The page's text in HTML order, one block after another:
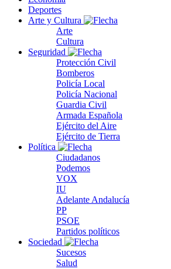
Deportes
Arte y Cultura
Arte
Cultura
Seguridad
Protección Civil
Bomberos
Policía Local
Policía Nacional
Guardia Civil
Armada Española
Ejército del Aire
Ejército de Tierra
Política
Ciudadanos
Podemos
VOX
IU
Adelante Andalucía
PP
PSOE
Partidos políticos
Sociedad
Sucesos
Salud